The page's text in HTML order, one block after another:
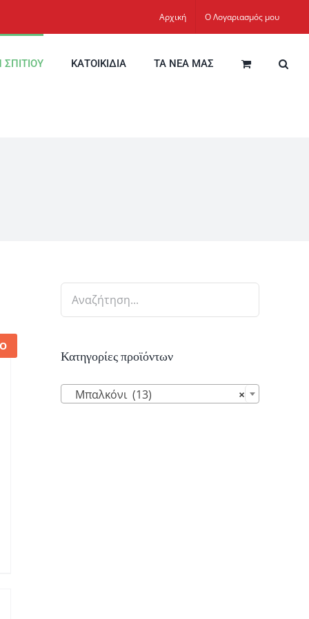
Αρχική Ο Λογαριασμός μου
ΣΠΙΤΙΟΥ ΚΑΤΟΙΚΙΔΙΑ ΤΑ ΝΕΑ ΜΑΣ
Κατηγορίες προϊόντων
×
Μπαλκόνι (13)